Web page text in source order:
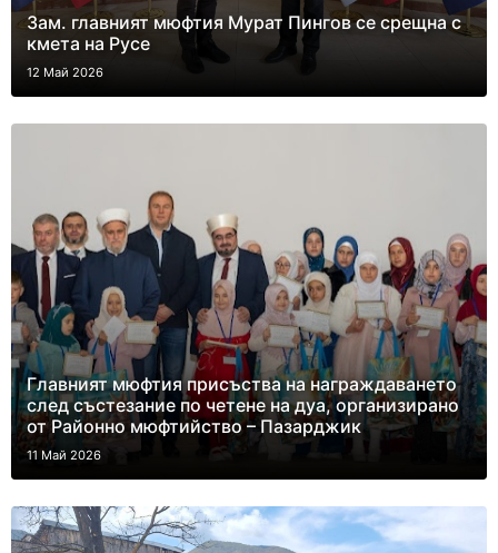
Зам. главният мюфтия Мурат Пингов се срещна с
кмета на Русе
12 Май 2026
Главният мюфтия присъства на награждаването
след състезание по четене на дуа, организирано
от Районно мюфтийство – Пазарджик
11 Май 2026